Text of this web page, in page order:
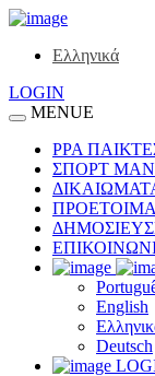
Ελληνικά
LOGIN
MENUE
ΡΡΑ
ΣΠΟΡΤ
English
Deutsch